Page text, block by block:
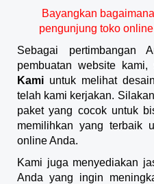
Bayangkan
pengunjung toko
Sebagai pertimbangan
pembuatan website
Kami untuk melihat
telah kami kerjakan.
paket yang cocok untuk
memilihkan yang terbaik
online Anda.
Kami juga menyediakan
Anda yang ingin